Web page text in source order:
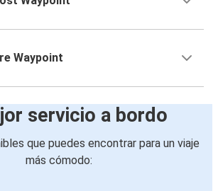
Waypoint
servicio a bordo
que puedes encontrar para un viaje
más cómodo: